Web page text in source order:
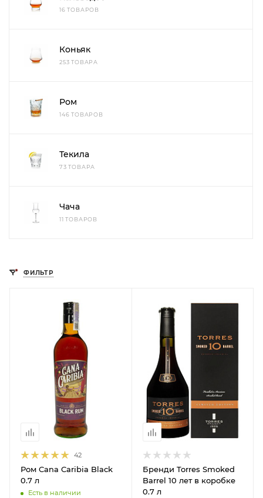
16 ТОВАРОВ
Коньяк
253 ТОВАРА
Ром
146 ТОВАРОВ
Текила
73 ТОВАРА
Чача
11 ТОВАРОВ
ФИЛЬТР
42
Ром Cana Caribia Black
0.7 л
Есть в наличии
Бренди Torres Smoked
Barrel 10 лет в коробке
0.7 л